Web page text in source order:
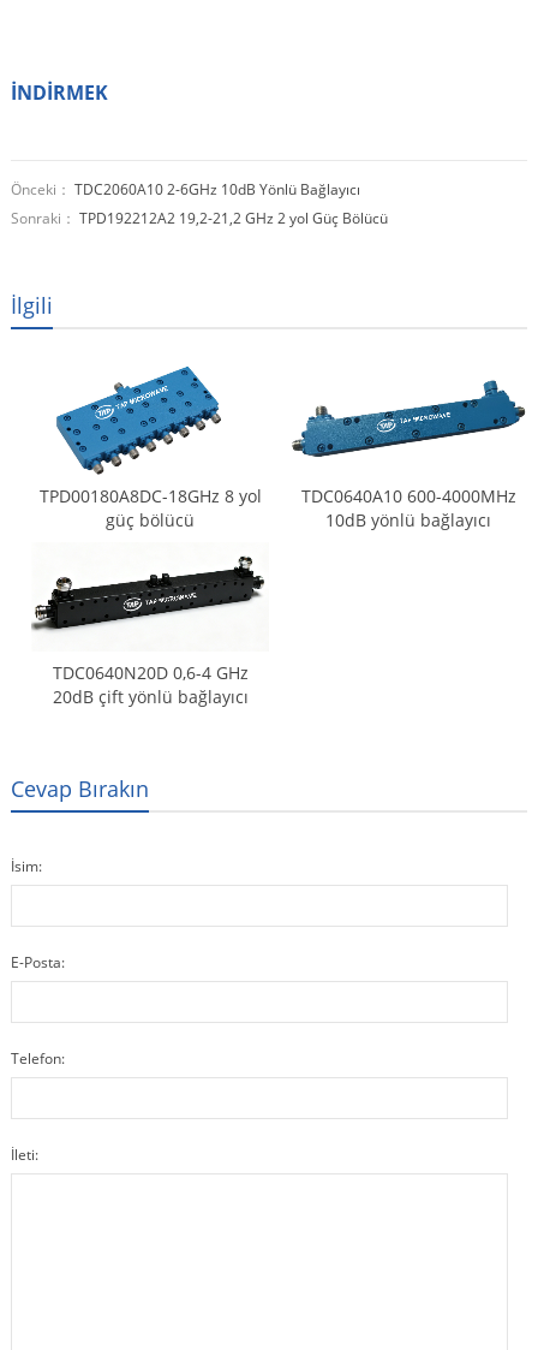
İNDİRMEK
Önceki： TDC2060A10 2-6GHz 10dB Yönlü Bağlayıcı
Sonraki： TPD192212A2 19,2-21,2 GHz 2 yol Güç Bölücü
İlgili
TPD00180A8DC-18GHz 8 yol
güç bölücü
TDC0640A10 600-4000MHz
10dB yönlü bağlayıcı
TDC0640N20D 0,6-4 GHz
20dB çift yönlü bağlayıcı
Cevap Bırakın
İsim:
E-Posta:
Telefon:
İleti: